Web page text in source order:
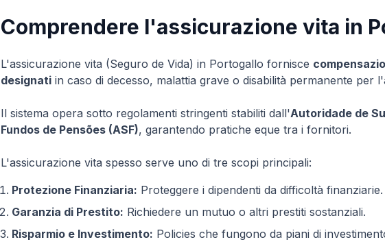
Comprendere l'assicurazione vita in
L'assicurazione vita (Seguro de Vida) in Portogallo fornisce
designati in caso di decesso, malattia grave o disabilità permanente per
Il sistema opera sotto regolamenti stringenti stabiliti dall'Autoridade de
Fundos de Pensões (ASF), garantendo pratiche eque tra i fornitori.
L'assicurazione vita spesso serve uno di tre scopi principali:
Protezione Finanziaria: Proteggere i dipendenti da difficoltà finanziarie.
Garanzia di Prestito: Richiedere un mutuo o altri prestiti sostanziali.
Risparmio e Investimento: Policies che fungono da piani di